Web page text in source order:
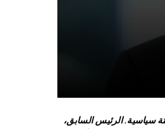
سياسية. الرئيس السابق،